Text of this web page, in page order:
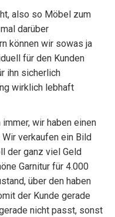
also so Möbel zum
darüber
können wir sowas ja
für den Kunden
ihn sicherlich
wirklich lebhaft
wir haben einen
verkaufen ein Bild
der ganz viel Geld
Garnitur für 4.000
über den haben
der Kunde gerade
nicht passt, sonst